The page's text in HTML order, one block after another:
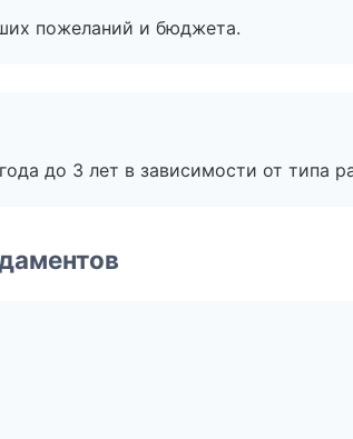
пожеланий и бюджета.
до 3 лет в зависимости от типа